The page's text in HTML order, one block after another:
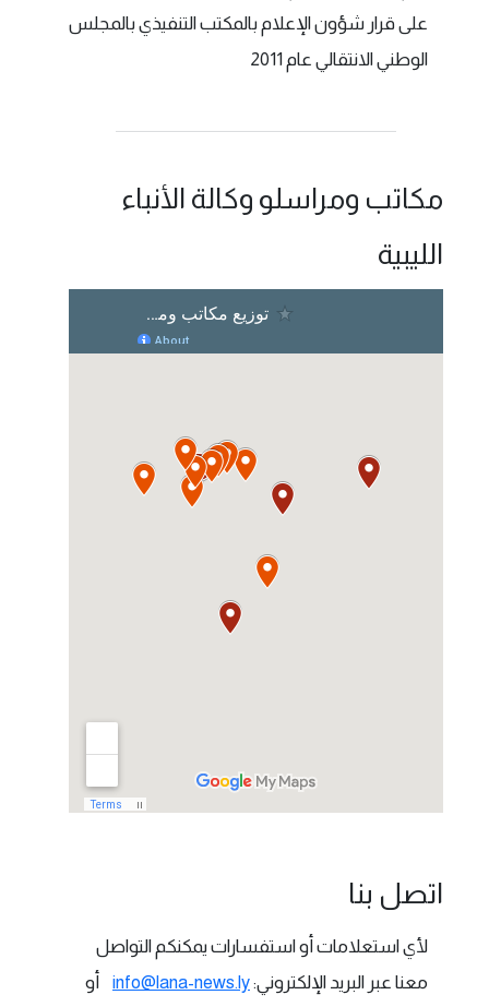
على قرار شؤون الإعلام بالمكتب التنفيذي بالمجلس
الوطني الانتقالي عام 2011
مكاتب ومراسلو وكالة الأنباء
الليبية
اتصل بنا
لأي استعلامات أو استفسارات يمكنكم التواصل
معنا عبر البريد الإلكتروني:info@lana-news.ly أو